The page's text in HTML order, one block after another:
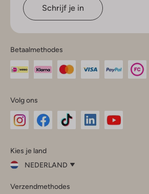
Schrijf je in
Betaalmethodes
Volg ons
InstagramFacebook
Kies je land
NEDERLAND
je
Verzendmethodes